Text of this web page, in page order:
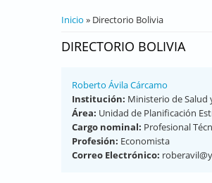
SE ENCUENTRA USTED AQUÍ
Inicio » Directorio Bolivia
DIRECTORIO BOLIVIA
Roberto Ávila Cárcamo
Institución: Ministerio de Salud
Área: Unidad de Planificación
Cargo nominal: Profesional
Profesión: Economista
Correo Electrónico: